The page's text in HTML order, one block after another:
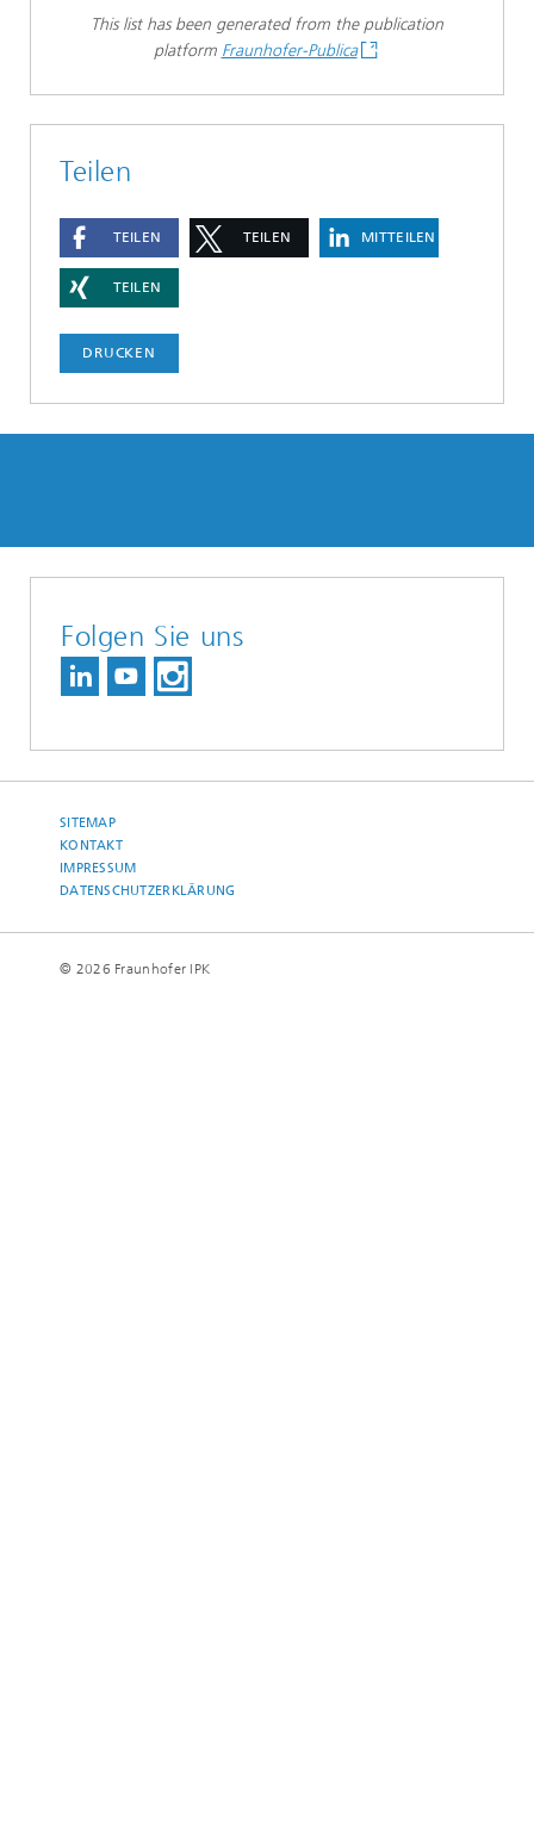
This list has been generated from the publication
platform Fraunhofer-Publica
Teilen
TEILEN TEILEN MITTEILEN
TEILEN
DRUCKEN
Folgen Sie uns
SITEMAP
KONTAKT
IMPRESSUM
DATENSCHUTZERKLÄRUNG
© 2026 Fraunhofer IPK